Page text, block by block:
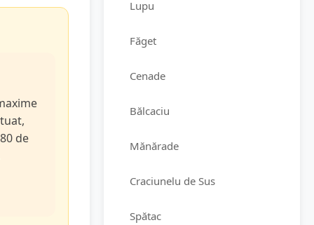
de
Lupu
Făget
Cenade
Bălcaciu
Mănărade
Craciunelu de Sus
Spătac